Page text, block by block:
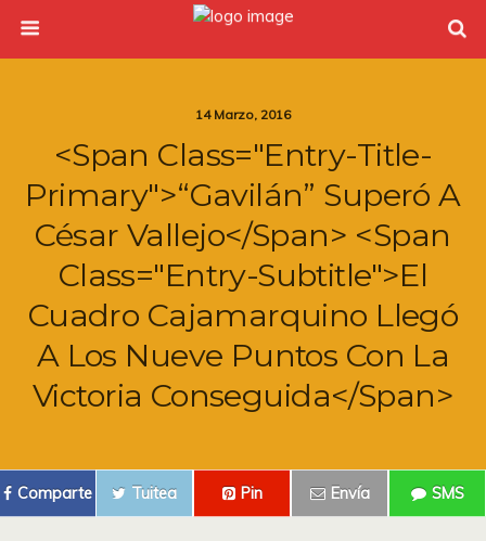
14 Marzo, 2016
<span Class="entry-Title-
Primary">“Gavilán” Superó A
César Vallejo</span> <span
Class="entry-Subtitle">El
Cuadro Cajamarquino Llegó
A Los Nueve Puntos Con La
Victoria Conseguida</span>
Comparte Tuitea Pin Envía SMS